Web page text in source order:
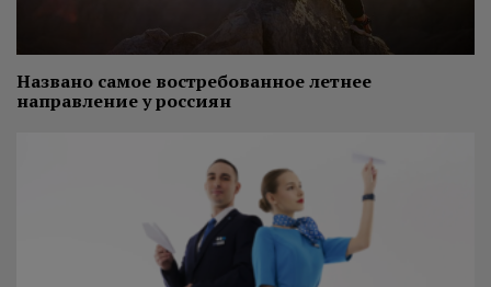
Названо самое востребованное летнее
направление у россиян